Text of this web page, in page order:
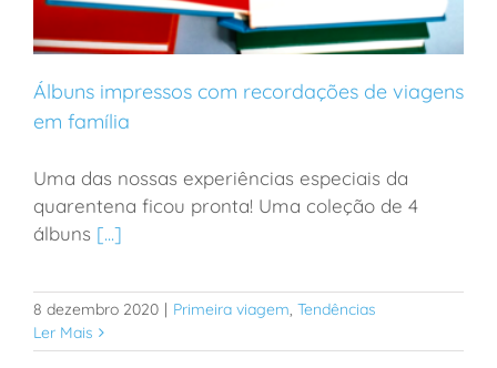
Álbuns impressos com recordações de viagens em
família
Álbuns impressos com recordações de viagens
em família
Uma das nossas experiências especiais da
quarentena ficou pronta! Uma coleção de 4
álbuns [...]
8 dezembro 2020 | Primeira viagem, Tendências
Ler Mais